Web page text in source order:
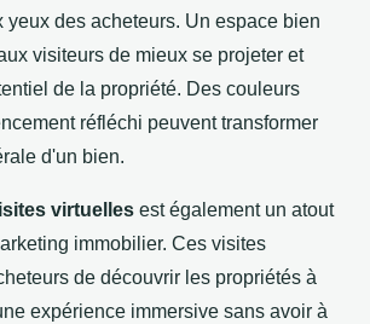
yeux des acheteurs. Un espace bien
visiteurs de mieux se projeter et
de la propriété. Des couleurs
réfléchi peuvent transformer
d'un bien.
virtuelles est également un atout
immobilier. Ces visites
de découvrir les propriétés à
expérience immersive sans avoir à